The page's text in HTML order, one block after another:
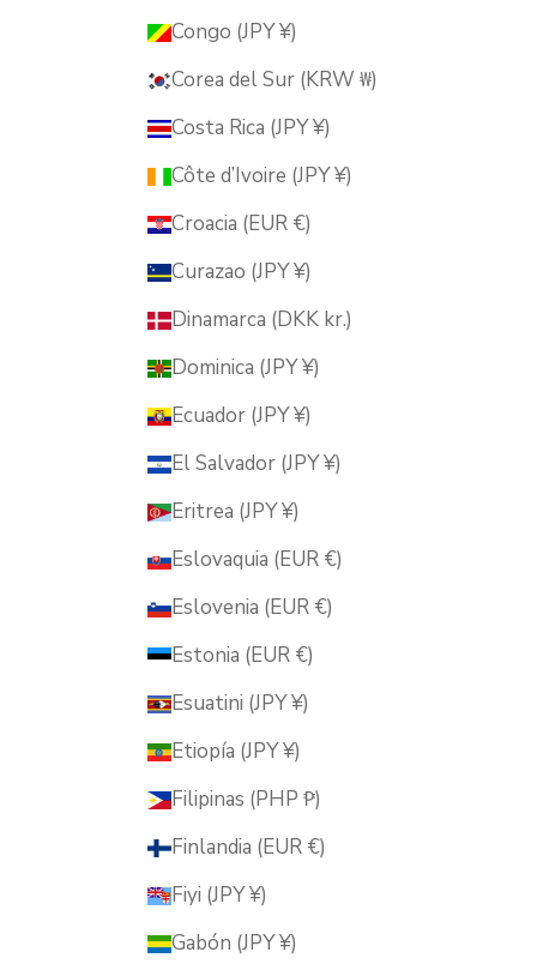
Congo (JPY ¥)
Corea del Sur (KRW ₩)
Costa Rica (JPY ¥)
Côte d’Ivoire (JPY ¥)
Croacia (EUR €)
Curazao (JPY ¥)
Dinamarca (DKK kr.)
Dominica (JPY ¥)
Ecuador (JPY ¥)
El Salvador (JPY ¥)
Eritrea (JPY ¥)
Eslovaquia (EUR €)
Eslovenia (EUR €)
Estonia (EUR €)
Esuatini (JPY ¥)
Etiopía (JPY ¥)
Filipinas (PHP ₱)
Finlandia (EUR €)
Fiyi (JPY ¥)
Gabón (JPY ¥)